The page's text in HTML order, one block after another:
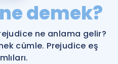
ne demek?
ne anlama gelir?
cümle. Prejudice eş